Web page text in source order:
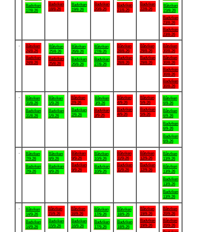
Badviken
17/8-26
Badviken
18/8-26
Badviken
19/8-26
Badviken
20/8-26
Badviken
21/8-26
Badviken
22/8-26
Båtviken
23/8-26
Badviken
23/8-26
Badviken
23/8-26
Båtviken
24/8-26
Badviken
24/8-26
Båtviken
25/8-26
Badviken
25/8-26
Båtviken
26/8-26
Badviken
26/8-26
Båtviken
27/8-26
Badviken
27/8-26
Båtviken
28/8-26
Badviken
28/8-26
Båtviken
29/8-26
Badviken
29/8-26
Båtviken
30/8-26
Båtviken
30/8-26
Badviken
30/8-26
Badviken
30/8-26
Båtviken
31/8-26
Badviken
31/8-26
Båtviken
1/9-26
Badviken
1/9-26
Båtviken
2/9-26
Badviken
2/9-26
Båtviken
3/9-26
Badviken
3/9-26
Båtviken
4/9-26
Badviken
4/9-26
Båtviken
5/9-26
Badviken
5/9-26
Båtviken
6/9-26
Båtviken
6/9-26
Badviken
6/9-26
Badviken
6/9-26
Båtviken
7/9-26
Badviken
7/9-26
Båtviken
8/9-26
Badviken
8/9-26
Båtviken
9/9-26
Badviken
9/9-26
Båtviken
10/9-26
Badviken
10/9-26
Båtviken
11/9-26
Badviken
11/9-26
Båtviken
12/9-26
Badviken
12/9-26
Båtviken
13/9-26
Båtviken
13/9-26
Badviken
13/9-26
Badviken
13/9-26
Båtviken
14/9-26
Badviken
14/9-26
Båtviken
15/9-26
Badviken
15/9-26
Båtviken
16/9-26
Badviken
16/9-26
Båtviken
17/9-26
Badviken
17/9-26
Båtviken
18/9-26
Badviken
18/9-26
Båtviken
19/9-26
Badviken
19/9-26
Båtviken
20/9-26
Båtviken
20/9-26